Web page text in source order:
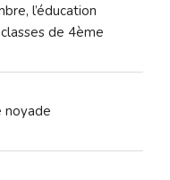
l’éducation
de 4ème
noyade